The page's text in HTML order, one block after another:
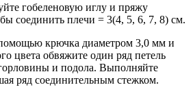
гобеленовую иглу и пряжу
соединить плечи = 3(4, 5, 6, 7, 8) см.
крючка диаметром 3,0 мм и
цвета обвяжите один ряд петель
и подола. Выполняйте
ряд соединительным стежком.